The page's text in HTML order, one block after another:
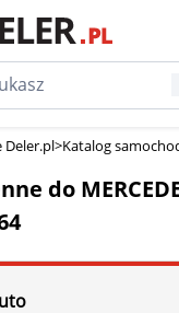
Deler.pl>Katalog
do